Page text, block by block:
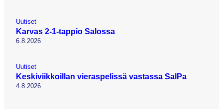
Uutiset
Karvas 2-1-tappio Salossa
6.8.2026
Uutiset
Keskiviikkoillan vieraspelissä vastassa SalPa
4.8.2026